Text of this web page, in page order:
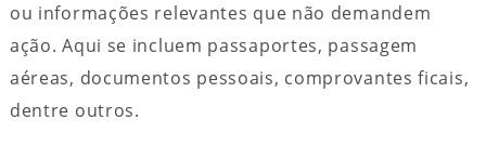
ou informações relevantes que não demandem
ação. Aqui se incluem passaportes, passagem
aéreas, documentos pessoais, comprovantes ficais,
dentre outros.